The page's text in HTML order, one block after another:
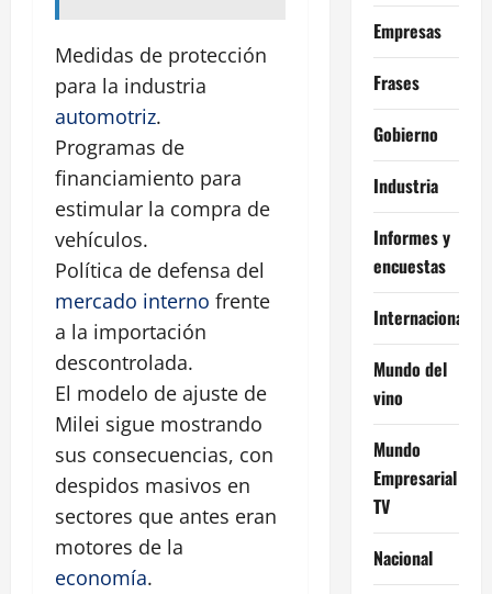
Medidas de protección
para la industria
automotriz.
Programas de
financiamiento para
estimular la compra de
vehículos.
Política de defensa del
mercado interno frente
a la importación
descontrolada.
El modelo de ajuste de
Milei sigue mostrando
sus consecuencias, con
despidos masivos en
sectores que antes eran
motores de la
economía.
Empresas
Frases
Gobierno
Industria
Informes y
encuestas
Internacional
Mundo del
vino
Mundo
Empresarial
TV
Nacional